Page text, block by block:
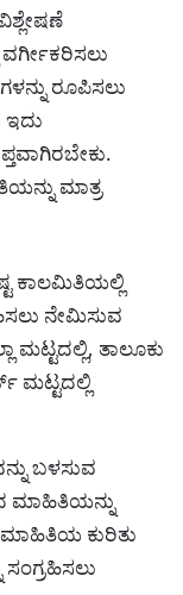
ರೂಪಿಸಲು
ಇದು
ಮಾತ್ರ
ಕಾಲಮಿತಿಯಲ್ಲಿ
ನೇಮಿಸುವ
ಮಟ್ಟದಲ್ಲಿ, ತಾಲೂಕು
ಮಟ್ಟದಲ್ಲಿ
ಬಳಸುವ
ಮಾಹಿತಿಯನ್ನು
ಮಾಹಿತಿಯ ಕುರಿತು